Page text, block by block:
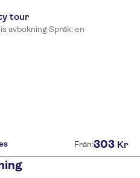
tour
avbokning·Språk: en
Från:303 Kr